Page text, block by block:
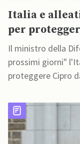
Italia e
per
dell’Europa
Il ministro della
prossimi giorni"
proteggere Cipro